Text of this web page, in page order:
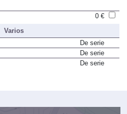
0 €
Varios
De serie
De serie
De serie